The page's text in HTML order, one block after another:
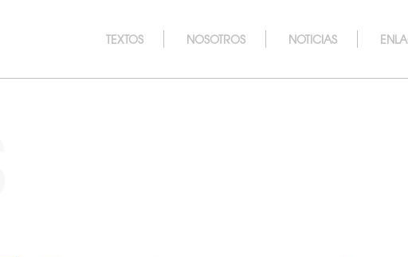
TEXTOS NOSOTROS NOTICIAS